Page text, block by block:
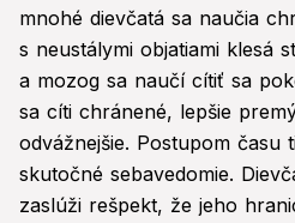
mnohé dievčatá sa naučia
s neustálymi objatiami klesá
a mozog sa naučí cítiť sa
sa cíti chránené, lepšie
odvážnejšie. Postupom času
skutočné sebavedomie.
zaslúži rešpekt, že jeho